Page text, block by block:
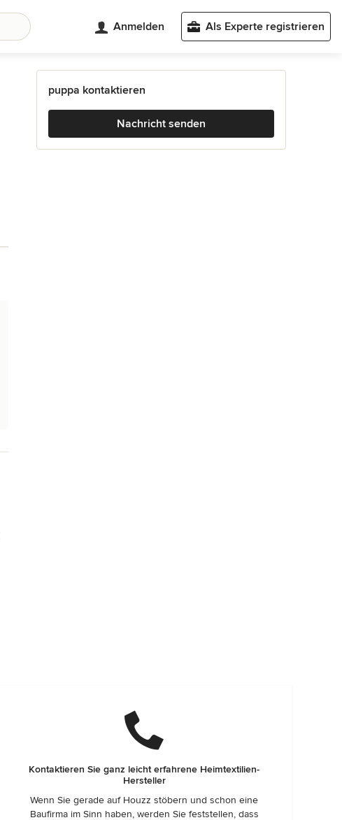
Anmelden Als Experte registrieren
puppa kontaktieren
Nachricht senden
Kontaktieren Sie ganz leicht erfahrene Heimtextilien-
Hersteller
Wenn Sie gerade auf Houzz stöbern und schon eine
Baufirma im Sinn haben, werden Sie feststellen, dass